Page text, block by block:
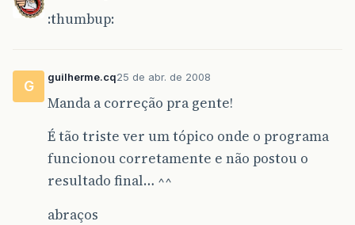
:thumbup:
G
guilherme.cq25 de abr. de 2008
Manda a correção pra gente!
É tão triste ver um tópico onde o programa
funcionou corretamente e não postou o
resultado final… ^^
abraços